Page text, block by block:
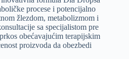
procese i potencijalno
žlezdom, metabolizmom i
sa specijalistom pre
obećavajućim terapijskim
proizvoda da obezbedi